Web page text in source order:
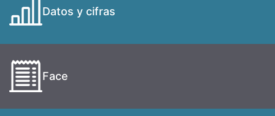
Datos y cifras
Face